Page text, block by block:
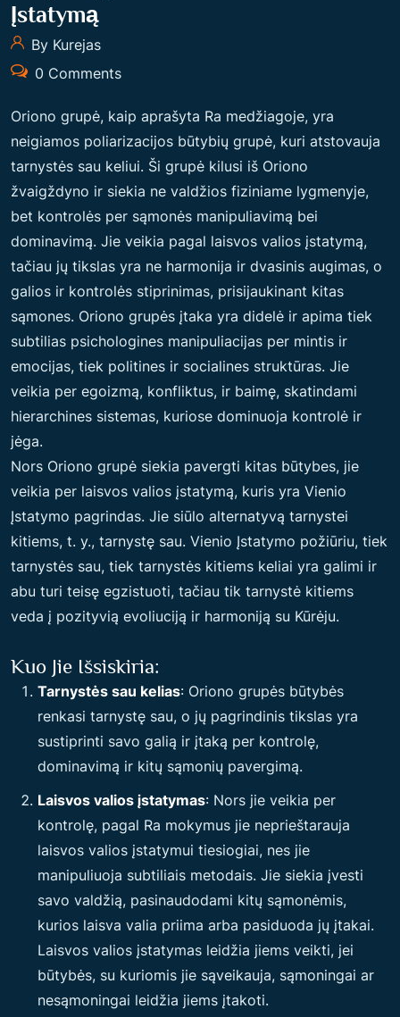
Įstatymą
By Kurejas
0 Comments
Oriono grupė, kaip aprašyta Ra medžiagoje, yra
neigiamos poliarizacijos būtybių grupė, kuri atstovauja
tarnystės sau keliui. Ši grupė kilusi iš Oriono
žvaigždyno ir siekia ne valdžios fiziniame lygmenyje,
bet kontrolės per sąmonės manipuliavimą bei
dominavimą. Jie veikia pagal laisvos valios įstatymą,
tačiau jų tikslas yra ne harmonija ir dvasinis augimas, o
galios ir kontrolės stiprinimas, prisijaukinant kitas
sąmones. Oriono grupės įtaka yra didelė ir apima tiek
subtilias psichologines manipuliacijas per mintis ir
emocijas, tiek politines ir socialines struktūras. Jie
veikia per egoizmą, konfliktus, ir baimę, skatindami
hierarchines sistemas, kuriose dominuoja kontrolė ir
jėga.
Nors Oriono grupė siekia pavergti kitas būtybes, jie
veikia per laisvos valios įstatymą, kuris yra Vienio
Įstatymo pagrindas. Jie siūlo alternatyvą tarnystei
kitiems, t. y., tarnystę sau. Vienio Įstatymo požiūriu, tiek
tarnystės sau, tiek tarnystės kitiems keliai yra galimi ir
abu turi teisę egzistuoti, tačiau tik tarnystė kitiems
veda į pozityvią evoliuciją ir harmoniją su Kūrėju.
Kuo Jie Išsiskiria:
Tarnystės sau kelias: Oriono grupės būtybės
renkasi tarnystę sau, o jų pagrindinis tikslas yra
sustiprinti savo galią ir įtaką per kontrolę,
dominavimą ir kitų sąmonių pavergimą.
Laisvos valios įstatymas: Nors jie veikia per
kontrolę, pagal Ra mokymus jie neprieštarauja
laisvos valios įstatymui tiesiogiai, nes jie
manipuliuoja subtiliais metodais. Jie siekia įvesti
savo valdžią, pasinaudodami kitų sąmonėmis,
kurios laisva valia priima arba pasiduoda jų įtakai.
Laisvos valios įstatymas leidžia jiems veikti, jei
būtybės, su kuriomis jie sąveikauja, sąmoningai ar
nesąmoningai leidžia jiems įtakoti.